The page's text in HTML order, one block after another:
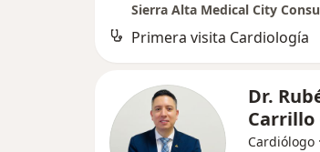
Sierra Alta Medical City
Primera visita Cardiología
Dr.
Carrillo
Cardiólogo ·